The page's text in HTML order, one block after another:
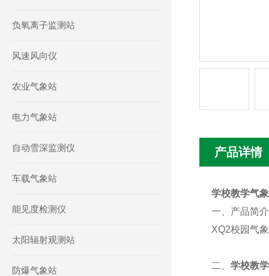
负氧离子监测站
风速风向仪
农业气象站
电力气象站
自动雪深监测仪
车载气象站
能见度检测仪
太阳辐射观测站
防爆气象站
产品详情
学校教学气
一、产品简介
XQ2校园气
二、 学校教